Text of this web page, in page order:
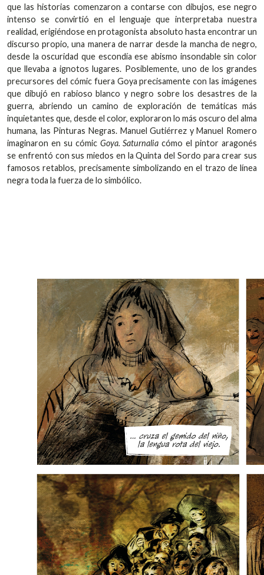
que las historias comenzaron a contarse con dibujos, ese negro
intenso se convirtió en el lenguaje que interpretaba nuestra
realidad, erigiéndose en protagonista absoluto hasta encontrar un
discurso propio, una manera de narrar desde la mancha de negro,
desde la oscuridad que escondía ese abismo insondable sin color
que llevaba a ignotos lugares. Posiblemente, uno de los grandes
precursores del cómic fuera Goya precisamente con las imágenes
que dibujó en rabioso blanco y negro sobre los desastres de la
guerra, abriendo un camino de exploración de temáticas más
inquietantes que, desde el color, exploraron lo más oscuro del alma
humana, las Pinturas Negras. Manuel Gutiérrez y Manuel Romero
imaginaron en su cómic Goya. Saturnalia cómo el pintor aragonés
se enfrentó con sus miedos en la Quinta del Sordo para crear sus
famosos retablos, precisamente simbolizando en el trazo de línea
negra toda la fuerza de lo simbólico.